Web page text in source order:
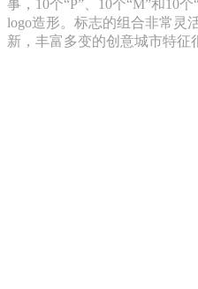
事，10个“P”、10个“M”和10
logo造形。标志的组合非常灵
新，丰富多变的创意城市特征